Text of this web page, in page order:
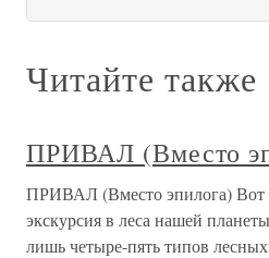
Читайте также
ПРИВАЛ (Вместо
ПРИВАЛ (Вместо эпилога) Вот
экскурсия в леса нашей
лишь четыре-пять типов